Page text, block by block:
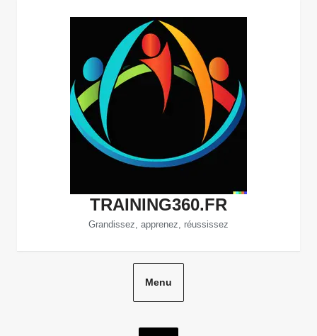
TRAINING360.FR
Grandissez, apprenez, réussissez
Menu